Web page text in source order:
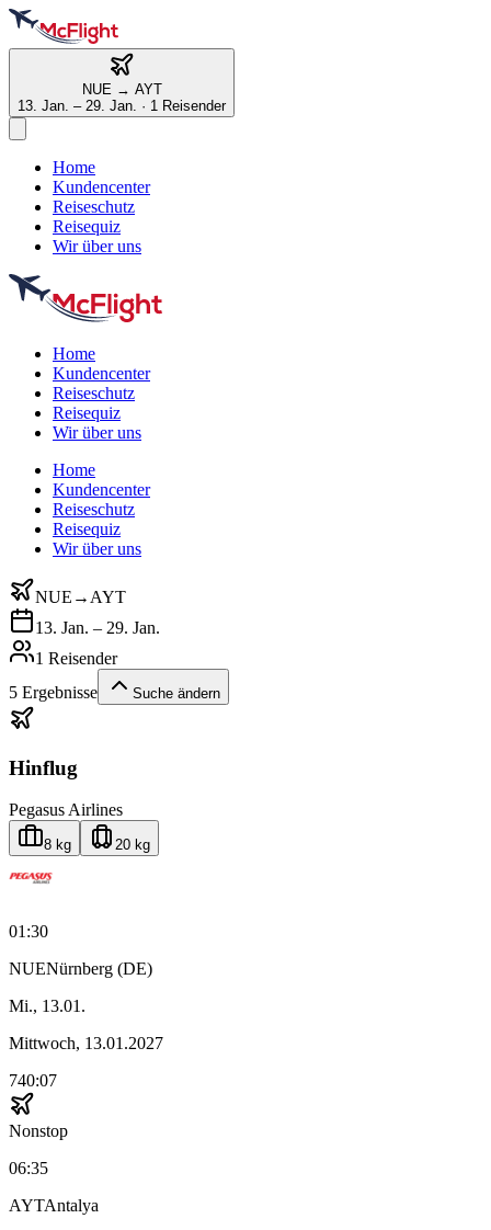
NUE→ AYT
13. Jan. – 29. Jan. · 1 Reisender
Home
Kundencenter
Reiseschutz
Reisequiz
Wir über uns
Home
Kundencenter
Reiseschutz
Reisequiz
Wir über uns
Home
Kundencenter
Reiseschutz
Reisequiz
Wir über uns
NUE → AYT
13. Jan. – 29. Jan.
1 Reisender
5 Ergebnisse Suche ändern
Hinflug
Pegasus Airlines
8 kg 20 kg
01:30
NUENürnberg (DE)
Mi., 13.01.
Mittwoch, 13.01.2027
740:07
Nonstop
06:35
AYTAntalya